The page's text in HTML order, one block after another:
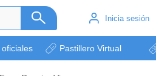
Inicia sesión
Pastillero Virtual